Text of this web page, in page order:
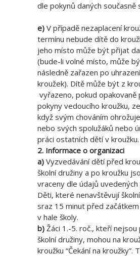
dle pokynů daných současně
e) V případě nezaplacení
termínu nebude dítě do
jeho místo může být přijat
(bude-li volné místo, může
následně zařazen po
kroužek). Dítě může být z
vyřazeno, pokud opakovaně
pokyny vedoucího kroužku,
když svým chováním
nebo svých spolužáků nebo
práci ostatních dětí v kroužku.
2. Informace o organizaci
a) Vyzvedávání dětí před
školní družiny a po kroužku
vraceny dle údajů uvedených
Děti, které nenavštěvují
sraz 15 minut před začátkem
v hale školy.
b) Žáci 1.-5. roč., kteří nejsou
školní družiny, mohou na
kroužku “Čekání na kroužky”.